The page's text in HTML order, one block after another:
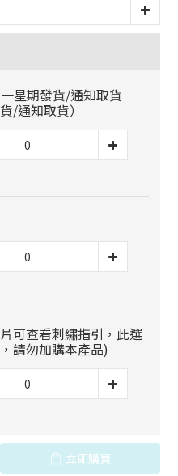
星期發貨/通知取貨
/通知取貨）
可查看刺繡指引，此選
請勿加購本產品)
立即購買